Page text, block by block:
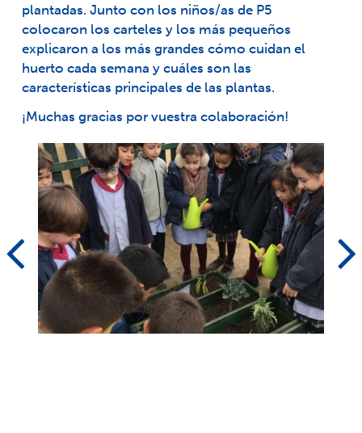
plantadas. Junto con los niños/as de P5
colocaron los carteles y los más pequeños
explicaron a los más grandes cómo cuidan el
huerto cada semana y cuáles son las
características principales de las plantas.
¡Muchas gracias por vuestra colaboración!